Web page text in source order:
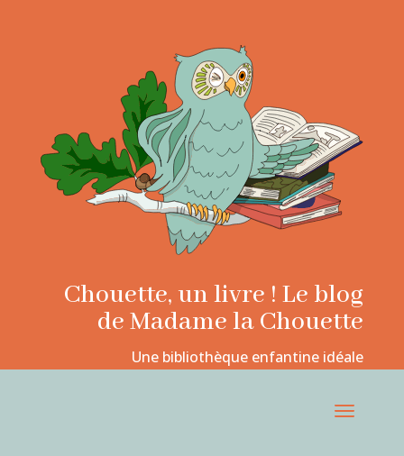
Chouette, un livre ! Le blog
de Madame la Chouette
Une bibliothèque enfantine idéale